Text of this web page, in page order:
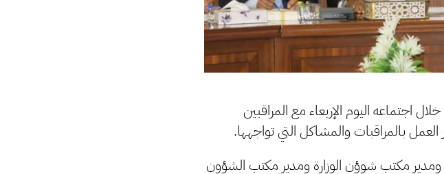
اجتماعه اليوم الإربعاء مع المراقبين
العمل بالمراقبات والمشاكل التي تواجهها.
ومدير مكتب شوؤن الوزارة ومدير مكتب الشؤون